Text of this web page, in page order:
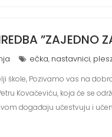
”ZAJEDNO
ečka, nastavnici,
škole, Pozivamo vas na
Kovačeviću, koja će se
događaju učestvuju i